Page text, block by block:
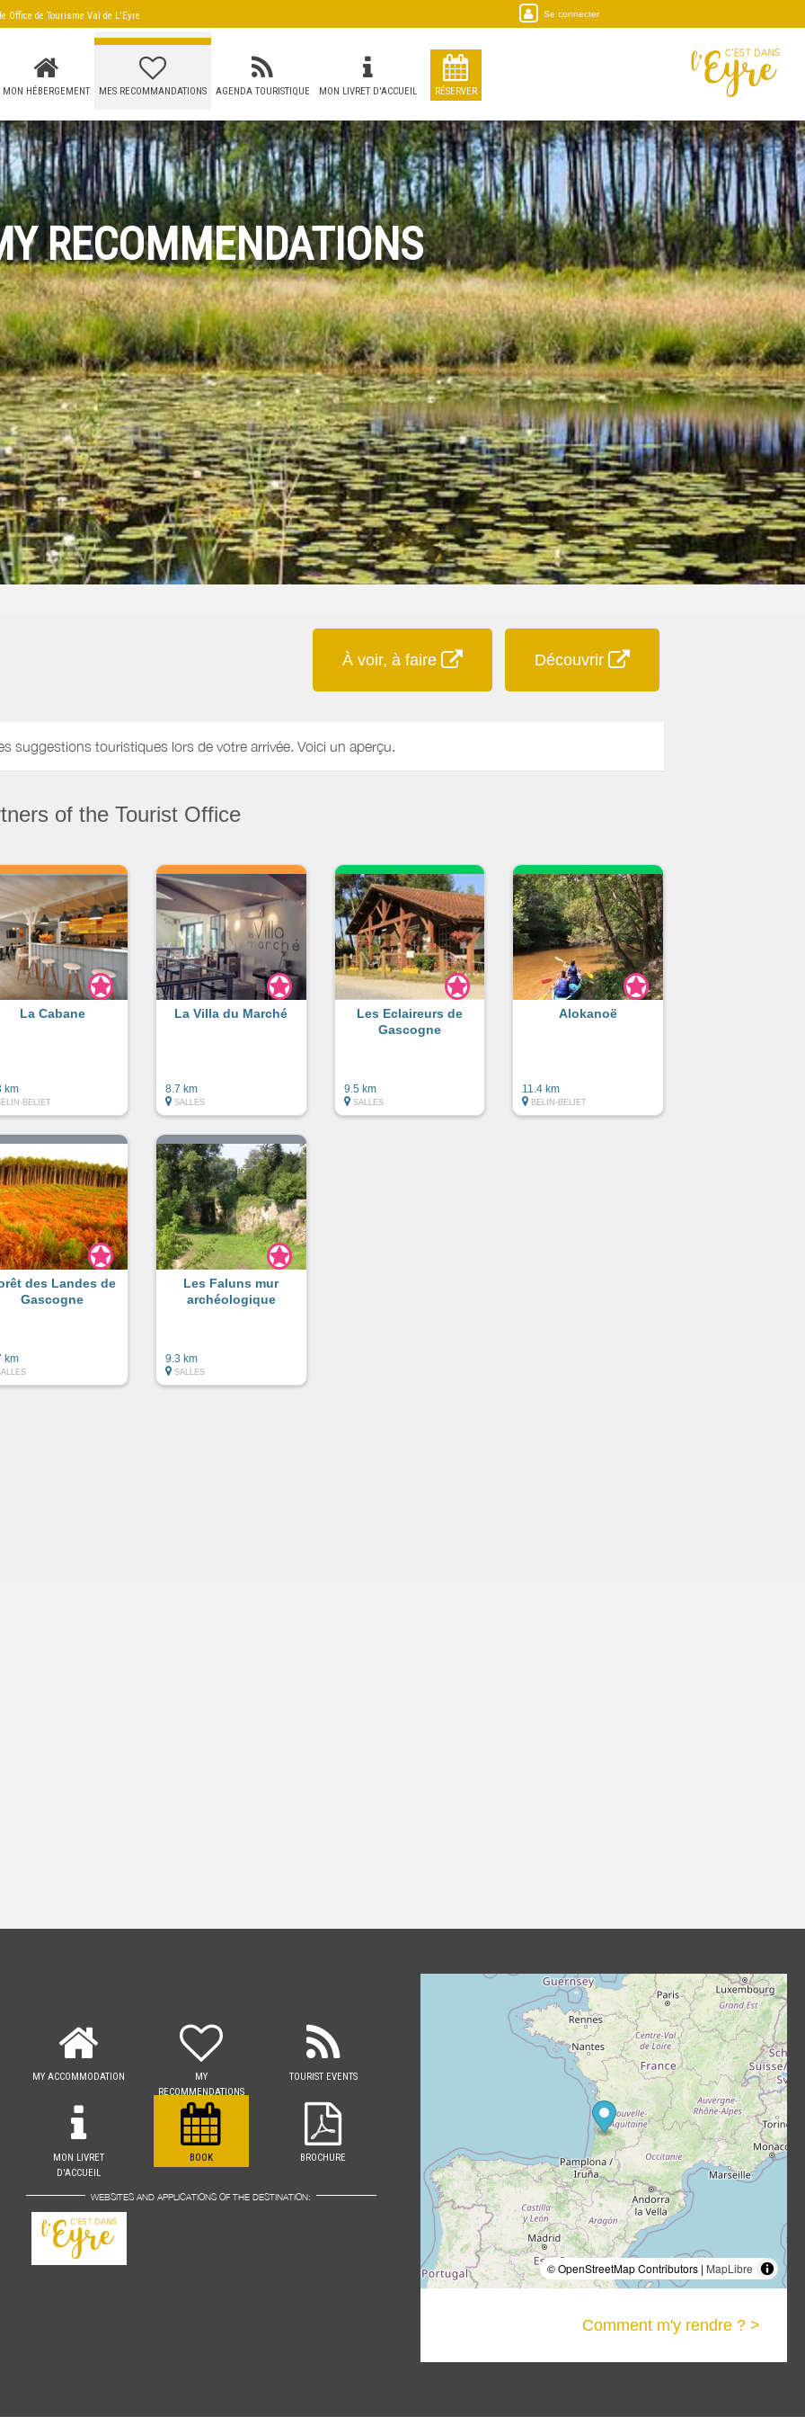
Office de Tourisme Val de L'Eyre Se connecter
MON HÉBERGEMENT MES RECOMMANDATIONS AGENDA TOURISTIQUE MON LIVRET D'ACCUEIL RÉSERVER
RECOMMENDATIONS
À voir, à faire Découvrir
suggestions touristiques lors de votre arrivée. Voici un aperçu.
of the Tourist Office
La Cabane
km
BELIET
La Villa du Marché
8.7 km
SALLES
Les Eclaireurs de
Gascogne
9.5 km
SALLES
Alokanoë
11.4 km
BELIN-BELIET
des Landes de
Gascogne
km
Les Faluns mur
archéologique
9.3 km
SALLES
MY ACCOMMODATION
MY
RECOMMENDATIONS
TOURIST EVENTS
MON LIVRET
D'ACCUEIL
BOOK BROCHURE
WEBSITES AND APPLICATIONS OF THE DESTINATION:
© OpenStreetMap Contributors | MapLibre
Comment m'y rendre ? >